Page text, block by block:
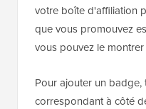
votre boîte d'affiliation
que vous promouvez
vous pouvez le montrer
Pour ajouter un badge,
correspondant à côté